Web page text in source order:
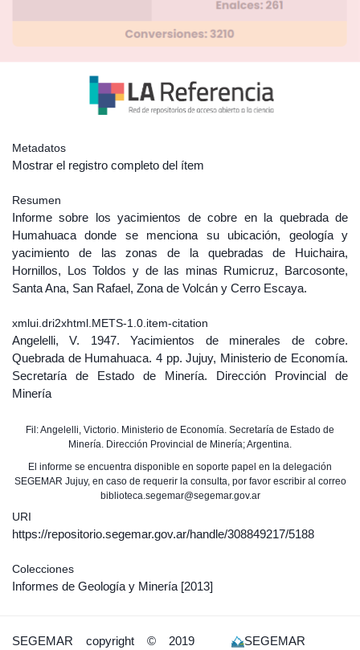
Metadatos
Mostrar el registro completo del ítem
Resumen
Informe sobre los yacimientos de cobre en la quebrada de
Humahuaca donde se menciona su ubicación, geología y
yacimiento de las zonas de la quebradas de Huichaira,
Hornillos, Los Toldos y de las minas Rumicruz, Barcosonte,
Santa Ana, San Rafael, Zona de Volcán y Cerro Escaya.
xmlui.dri2xhtml.METS-1.0.item-citation
Angelelli, V. 1947. Yacimientos de minerales de cobre.
Quebrada de Humahuaca. 4 pp. Jujuy, Ministerio de Economía.
Secretaría de Estado de Minería. Dirección Provincial de
Minería
Fil: Angelelli, Victorio. Ministerio de Economía. Secretaría de Estado de
Minería. Dirección Provincial de Minería; Argentina.
El informe se encuentra disponible en soporte papel en la delegación
SEGEMAR Jujuy, en caso de requerir la consulta, por favor escribir al correo
biblioteca.segemar@segemar.gov.ar
URI
https://repositorio.segemar.gov.ar/handle/308849217/5188
Colecciones
Informes de Geología y Minería [2013]
SEGEMAR copyright © 2019 SEGEMAR